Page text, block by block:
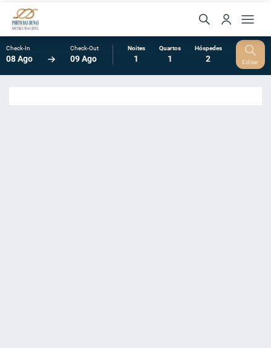
Check-In
08 Ago
Check-Out
09 Ago
Noites
1
Quartos
1
Hóspedes
2 Editar